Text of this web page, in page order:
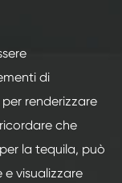
di
renderizzare
che
la tequila, può
visualizzare